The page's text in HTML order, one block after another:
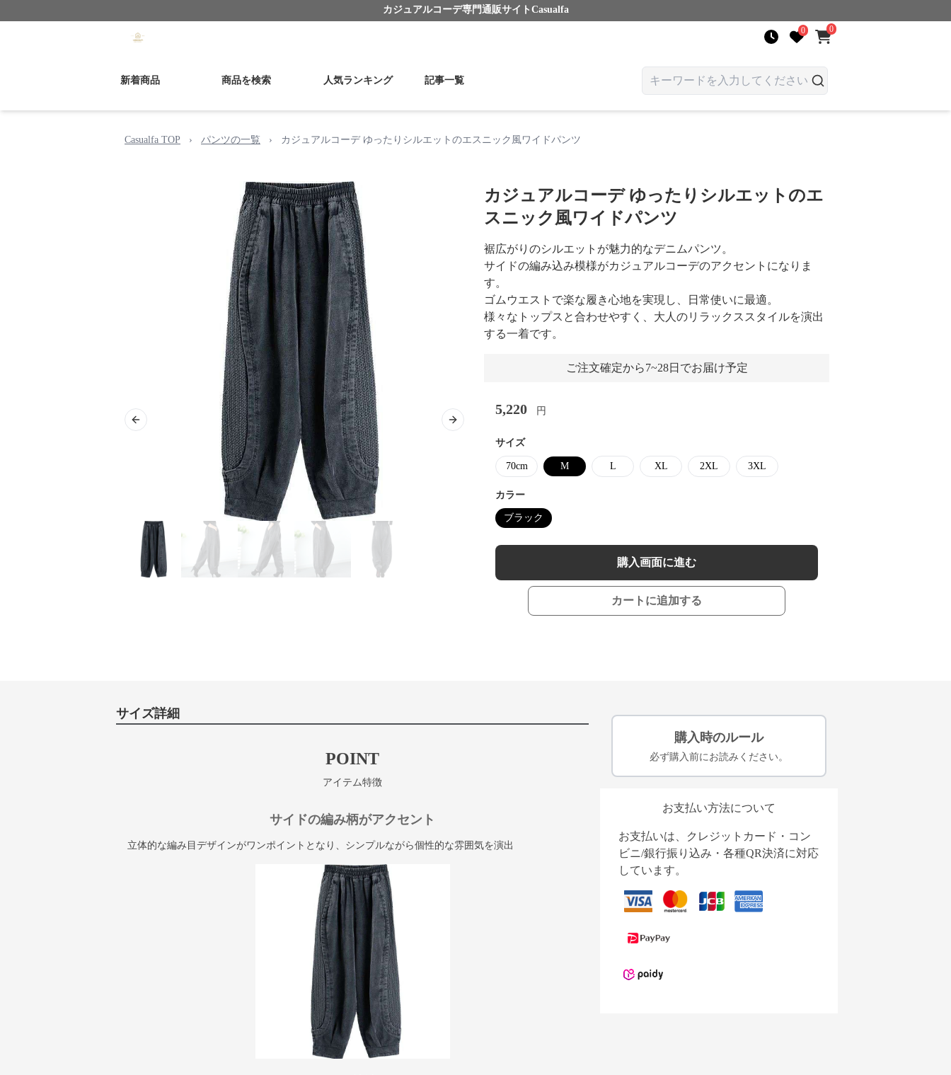
カジュアルコーデ専門通販サイト Casualfa
0 0
新着商品 商品を検索 人気ランキング 記事一覧
Casualfa TOP › パンツの一覧 › カジュアルコーデ ゆったりシルエットのエスニック風ワイドパンツ
Previous slide Next slide
カジュアルコーデ ゆったりシルエットのエ
スニック風ワイドパンツ
裾広がりのシルエットが魅力的なデニムパンツ。
サイドの編み込み模様がカジュアルコーデのアクセントになりま
す。
ゴムウエストで楽な履き心地を実現し、日常使いに最適。
様々なトップスと合わせやすく、大人のリラックススタイルを演出
する一着です。
ご注文確定から7~28日でお届け予定
5,220 円
サイズ
70cm M L XL 2XL 3XL
カラー
ブラック
購入画面に進む
カートに追加する
サイズ詳細
POINT
アイテム特徴
サイドの編み柄がアクセント
立体的な編み目デザインがワンポイントとなり、シンプルながら個性的な雰囲気を演出
購入時のルール
必ず購入前にお読みください。
お支払い方法について
お支払いは、クレジットカード・コン
ビニ/銀行振り込み・各種QR決済に対応
しています。